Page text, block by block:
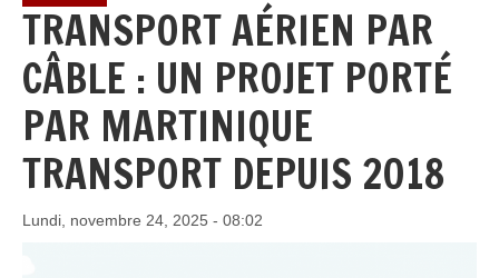
TRANSPORT AÉRIEN PAR
CÂBLE : UN PROJET PORTÉ
PAR MARTINIQUE
TRANSPORT DEPUIS 2018
Lundi, novembre 24, 2025 - 08:02